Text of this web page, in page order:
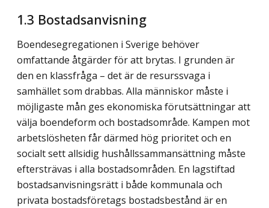
1.3 Bostadsanvisning
Boendesegregationen i Sverige behöver
omfattande åtgärder för att brytas. I grunden är
den en klassfråga – det är de resurssvaga i
samhället som drabbas. Alla människor måste i
möjligaste mån ges ekonomiska förutsättningar att
välja boendeform och bostadsområde. Kampen mot
arbetslösheten får därmed hög prioritet och en
socialt sett allsidig hushållssammansättning måste
eftersträvas i alla bostadsområden. En lagstiftad
bostadsanvisningsrätt i både kommunala och
privata bostadsföretags bostadsbestånd är en